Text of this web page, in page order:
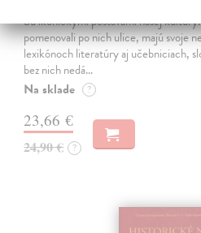
Sú ikonickými postavami našej
pomenovali po nich ulice, majú svoje
lexikónoch literatúry aj učebniciach,
bez nich nedá…
Na sklade ?
23,66 €
24,90 € ?